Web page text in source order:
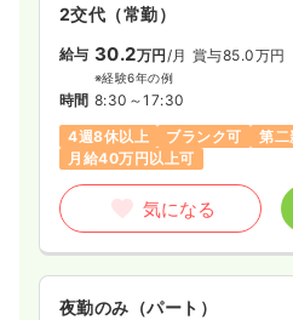
2交代（常勤）
給与 30.2万円/月 賞与85.0万円
※経験6年の例
時間 8:30～17:30
4週8休以上
ブランク可
第二
月給40万円以上可
気になる
夜勤のみ（パート）